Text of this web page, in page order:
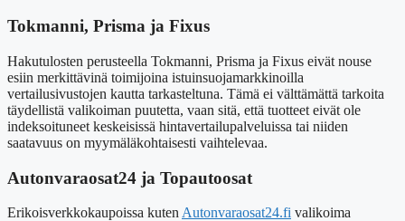
Tokmanni, Prisma ja Fixus
Hakutulosten perusteella Tokmanni, Prisma ja Fixus eivät nouse
esiin merkittävinä toimijoina istuinsuojamarkkinoilla
vertailusivustojen kautta tarkasteltuna. Tämä ei välttämättä tarkoita
täydellistä valikoiman puutetta, vaan sitä, että tuotteet eivät ole
indeksoituneet keskeisissä hintavertailupalveluissa tai niiden
saatavuus on myymäläkohtaisesti vaihtelevaa.
Autonvaraosat24 ja Topautoosat
Erikoisverkkokaupoissa kuten Autonvaraosat24.fi valikoima